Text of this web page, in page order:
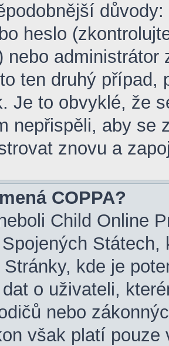
heslo
nebo
ten druhý případ,
Je to obvyklé, že
nepřispěli, aby se
znovu a
COPPA?
Child Online
Stránky, kde je
o uživateli,
nebo
však platí